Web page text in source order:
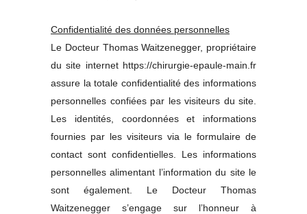
Confidentialité des données personnelles
Le Docteur Thomas Waitzenegger, propriétaire
du site internet https://chirurgie-epaule-main.fr
assure la totale confidentialité des informations
personnelles confiées par les visiteurs du site.
Les identités, coordonnées et informations
fournies par les visiteurs via le formulaire de
contact sont confidentielles. Les informations
personnelles alimentant l’information du site le
sont également. Le Docteur Thomas
Waitzenegger s’engage sur l’honneur à